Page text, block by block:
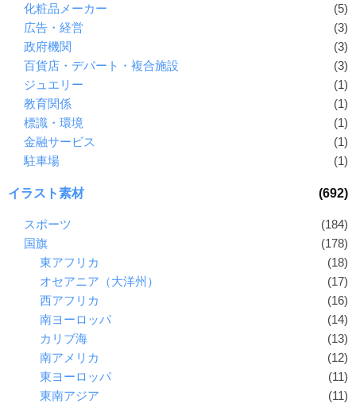
化粧品メーカー
(5)
広告・経営
(3)
政府機関
(3)
百貨店・デパート・複合施設
(3)
ジュエリー
(1)
教育関係
(1)
標識・環境
(1)
金融サービス
(1)
駐車場
(1)
イラスト素材 (692)
スポーツ
(184)
国旗
(178)
東アフリカ
(18)
オセアニア（大洋州）
(17)
西アフリカ
(16)
南ヨーロッパ
(14)
カリブ海
(13)
南アメリカ
(12)
東ヨーロッパ
(11)
東南アジア
(11)